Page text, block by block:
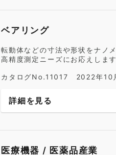
ベアリング
転動体などの寸法や形状をナノ
高精度測定ニーズにお応えします
カタログNo.11017 2022年10
詳細を見る
医療機器 / 医薬品産業